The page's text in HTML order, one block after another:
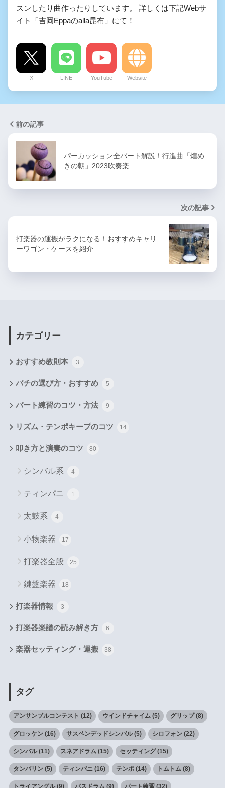
スンしたり曲作ったりしています。 詳しくは下記Webサ
イト「吉岡Eppaのalla昆布」にて！
X LINE YouTube Website
前の記事
パーカッション全パート解説！行進曲「煌め
きの朝」2023吹奏楽…
次の記事
打楽器の運搬がラクになる！おすすめキャリ
ーワゴン・ケースを紹介
カテゴリー
おすすめ教則本 3
バチの選び方・おすすめ 5
パート練習のコツ・方法 9
リズム・テンポキープのコツ 14
叩き方と演奏のコツ 80
シンバル系 4
ティンパニ 1
太鼓系 4
小物楽器 17
打楽器全般 25
鍵盤楽器 18
打楽器情報 3
打楽器楽譜の読み解き方 6
楽器セッティング・運搬 38
タグ
アンサンブルコンテスト (12) ウインドチャイム(5) グリップ(8)
グロッケン(16) サスペンデッドシンバル(5) シロフォン(22)
シンバル(11) スネアドラム(15) セッティング(15)
タンバリン(5) ティンパニ(16) テンポ(14) トムトム(8)
トライアングル(9) バスドラム (9) パート練習(32)